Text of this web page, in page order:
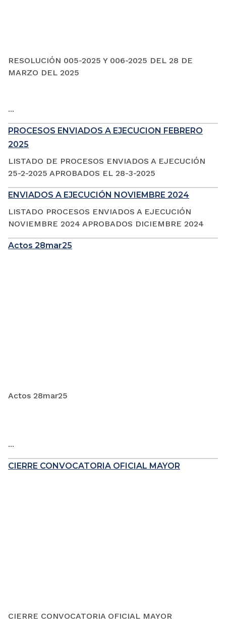
RESOLUCIÓN 005-2025 Y 006-2025 DEL 28 DE
MARZO DEL 2025
...
PROCESOS ENVIADOS A EJECUCION FEBRERO
2025
LISTADO DE PROCESOS ENVIADOS A EJECUCIÓN
25-2-2025 APROBADOS EL 28-3-2025
ENVIADOS A EJECUCIÓN NOVIEMBRE 2024
LISTADO PROCESOS ENVIADOS A EJECUCIÓN
NOVIEMBRE 2024 APROBADOS DICIEMBRE 2024
Actos 28mar25
Actos 28mar25
...
CIERRE CONVOCATORIA OFICIAL MAYOR
CIERRE CONVOCATORIA OFICIAL MAYOR